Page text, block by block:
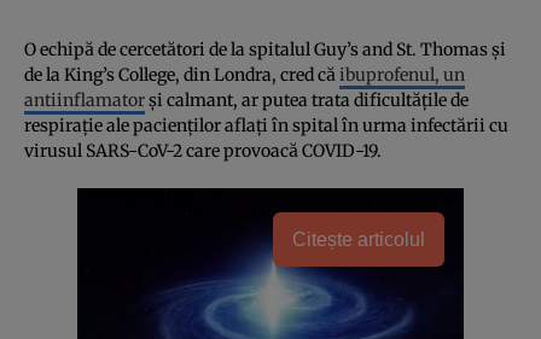
O echipă de cercetători de la spitalul Guy’s and St. Thomas și
de la King’s College, din Londra, cred căibuprofenul, un
antiinflamatorși calmant, ar putea trata dificultățile de
respirație ale pacienților aflați în spital în urma infectării cu
virusul SARS-CoV-2 care provoacă COVID-19.
Citește articolul